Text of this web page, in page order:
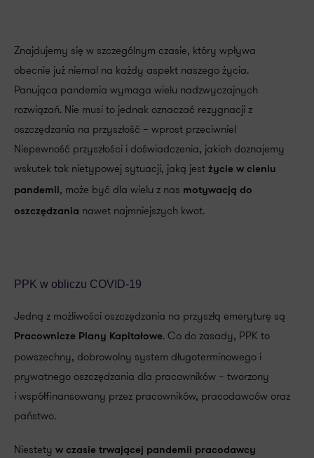
Znajdujemy się w szczególnym czasie, który wpływa
obecnie już niemal na każdy aspekt naszego życia.
Panująca pandemia wymaga wielu nadzwyczajnych
rozwiązań. Nie musi to jednak oznaczać rezygnacji z
oszczędzania na przyszłość – wprost przeciwnie!
Niepewność przyszłości i doświadczenia, jakich doznajemy
wskutek tak nietypowej sytuacji, jaką jest życie w cieniu
pandemii, może być dla wielu z nas motywacją do
oszczędzania nawet najmniejszych kwot.
PPK w obliczu COVID-19
Jedną z możliwości oszczędzania na przyszłą emeryturę są
Pracownicze Plany Kapitałowe. Co do zasady, PPK to
powszechny, dobrowolny system długoterminowego i
prywatnego oszczędzania dla pracowników – tworzony
i współfinansowany przez pracowników, pracodawców oraz
państwo.
Niestety w czasie trwającej pandemii pracodawcy